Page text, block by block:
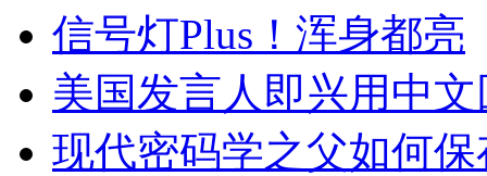
信号灯Plus！浑身都亮
美国发言人即兴用中
现代密码学之父如何